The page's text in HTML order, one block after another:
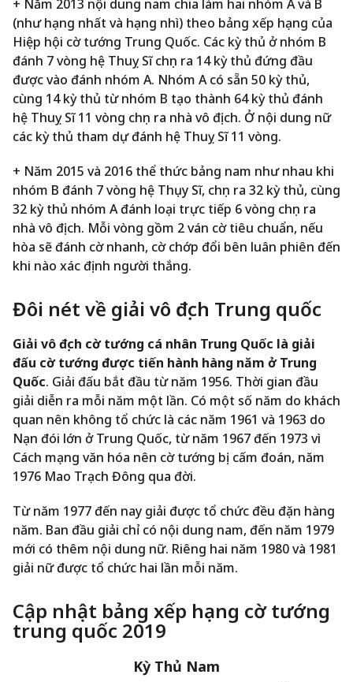
+ Năm 2013 nội dung nam chia làm hai nhóm A và B
(như hạng nhất và hạng nhì) theo bảng xếp hạng của
Hiệp hội cờ tướng Trung Quốc. Các kỳ thủ ở nhóm B
đánh 7 vòng hệ Thuỵ Sĩ chọn ra 14 kỳ thủ đứng đầu
được vào đánh nhóm A. Nhóm A có sẵn 50 kỳ thủ,
cùng 14 kỳ thủ từ nhóm B tạo thành 64 kỳ thủ đánh
hệ Thuỵ Sĩ 11 vòng chọn ra nhà vô địch. Ở nội dung nữ
các kỳ thủ tham dự đánh hệ Thuỵ Sĩ 11 vòng.
+ Năm 2015 và 2016 thể thức bảng nam như nhau khi
nhóm B đánh 7 vòng hệ Thụy Sĩ, chọn ra 32 kỳ thủ, cùng
32 kỳ thủ nhóm A đánh loại trực tiếp 6 vòng chọn ra
nhà vô địch. Mỗi vòng gồm 2 ván cờ tiêu chuẩn, nếu
hòa sẽ đánh cờ nhanh, cờ chớp đổi bên luân phiên đến
khi nào xác định người thắng.
Đôi nét về giải vô địch Trung quốc
Giải vô địch cờ tướng cá nhân Trung Quốc là giải
đấu cờ tướng được tiến hành hàng năm ở Trung
Quốc. Giải đấu bắt đầu từ năm 1956. Thời gian đầu
giải diễn ra mỗi năm một lần. Có một số năm do khách
quan nên không tổ chức là các năm 1961 và 1963 do
Nạn đói lớn ở Trung Quốc, từ năm 1967 đến 1973 vì
Cách mạng văn hóa nên cờ tướng bị cấm đoán, năm
1976 Mao Trạch Đông qua đời.
Từ năm 1977 đến nay giải được tổ chức đều đặn hàng
năm. Ban đầu giải chỉ có nội dung nam, đến năm 1979
mới có thêm nội dung nữ. Riêng hai năm 1980 và 1981
giải nữ được tổ chức hai lần mỗi năm.
Cập nhật bảng xếp hạng cờ tướng
trung quốc 2019
Kỳ Thủ Nam